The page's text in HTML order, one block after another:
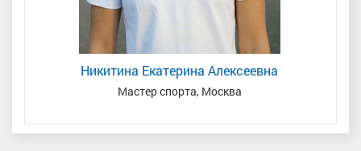
Никитина Екатерина Алексеевна
Мастер спорта, Москва